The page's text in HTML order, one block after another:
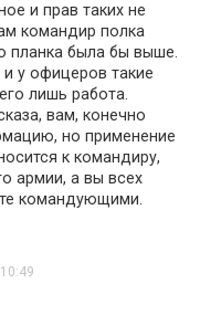
и прав таких не
командир полка
планка была бы выше.
у офицеров такие
лишь работа.
вам, конечно
но применение
к командиру,
армии, а вы всех
командующими.